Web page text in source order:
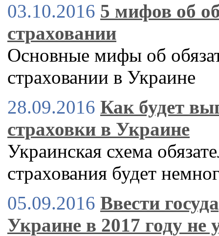
03.10.2016 5 мифов об
страховании
Основные мифы об
страховании в Украине
28.09.2016 Как будет
страховки в Украине
Украинская схема
страхования будет
05.09.2016 Ввести
Украине в 2017 году не